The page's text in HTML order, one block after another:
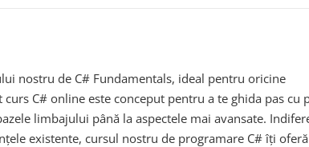
nostru de C# Fundamentals, ideal pentru oricine
C# online este conceput pentru a te ghida pas cu
limbajului până la aspectele mai avansate.
existente, cursul nostru de programare C# îți oferă